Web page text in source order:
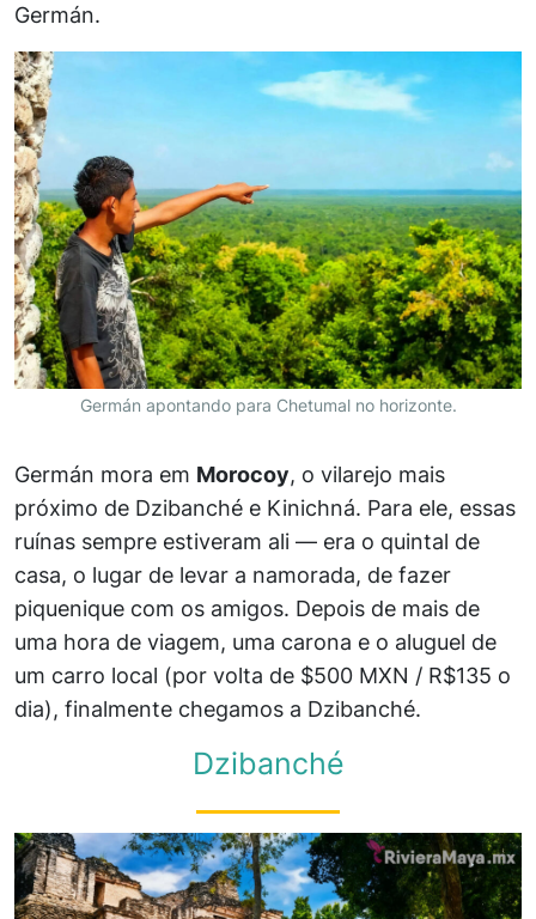
Germán.
Germán apontando para Chetumal no horizonte.
Germán mora em Morocoy, o vilarejo mais
próximo de Dzibanché e Kinichná. Para ele, essas
ruínas sempre estiveram ali — era o quintal de
casa, o lugar de levar a namorada, de fazer
piquenique com os amigos. Depois de mais de
uma hora de viagem, uma carona e o aluguel de
um carro local (por volta de $500 MXN / R$135 o
dia), finalmente chegamos a Dzibanché.
Dzibanché